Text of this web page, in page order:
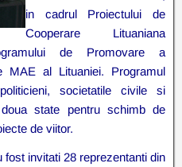
in cadrul Proiectului de
Cooperare Lituaniana
de Promovare a
MAE al Lituaniei. Programul
societatile civile si
state pentru schimb de
de viitor.
invitati 28 reprezentanti din